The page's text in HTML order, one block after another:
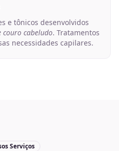
e tônicos desenvolvidos
couro cabeludo. Tratamentos
necessidades capilares.
Serviços